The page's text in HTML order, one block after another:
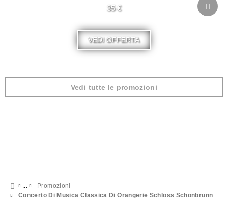
35 €
VEDI OFFERTA
Vedi tutte le promozioni
Promozioni
Concerto Di Musica Classica Di Orangerie Schloss Schönbrunn